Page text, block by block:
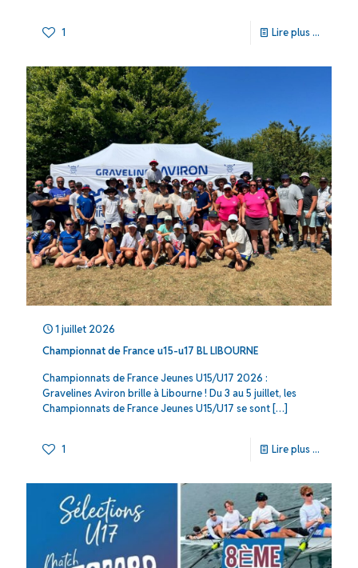
1 Lire plus ...
1 juillet 2026
Championnat de France u15-u17 BL LIBOURNE
Championnats de France Jeunes U15/U17 2026 :
Gravelines Aviron brille à Libourne ! Du 3 au 5 juillet, les
Championnats de France Jeunes U15/U17 se sont […]
1 Lire plus ...